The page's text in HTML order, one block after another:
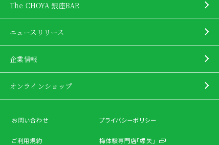
The CHOYA 銀座BAR
ニュースリリース
企業情報
オンラインショップ
お問い合わせ プライバシーポリシー
ご利用規約 梅体験専門店「蝶矢」